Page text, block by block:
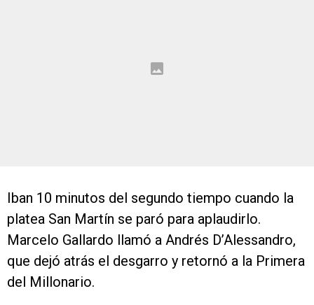
Iban 10 minutos del segundo tiempo cuando la
platea San Martín se paró para aplaudirlo.
Marcelo Gallardo llamó a Andrés D’Alessandro,
que dejó atrás el desgarro y retornó a la Primera
del Millonario.